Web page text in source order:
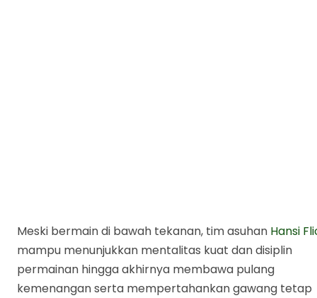
Meski bermain di bawah tekanan, tim asuhan Hansi
mampu menunjukkan mentalitas kuat dan disiplin
permainan hingga akhirnya membawa pulang
kemenangan serta mempertahankan gawang tetap